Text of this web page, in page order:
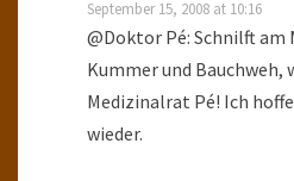
September 15, 2008 at 10:16
@Doktor Pé: Schnilft
Kummer und Bauchweh,
Medizinalrat Pé! Ich
wieder.